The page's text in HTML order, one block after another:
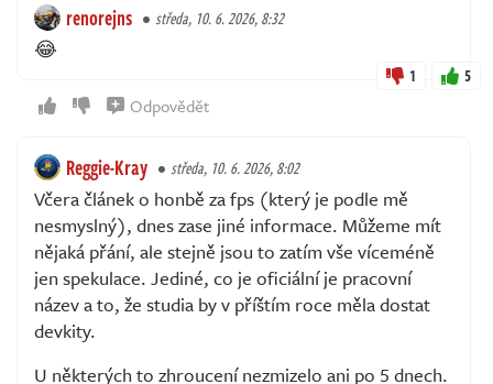
renorejns středa, 10. 6. 2026, 8:32
😂
1 5
Odpovědět
Reggie-Kray středa, 10. 6. 2026, 8:02
Včera článek o honbě za fps (který je podle mě
nesmyslný), dnes zase jiné informace. Můžeme mít
nějaká přání, ale stejně jsou to zatím vše víceméně
jen spekulace. Jediné, co je oficiální je pracovní
název a to, že studia by v příštím roce měla dostat
devkity.
U některých to zhroucení nezmizelo ani po 5 dnech.